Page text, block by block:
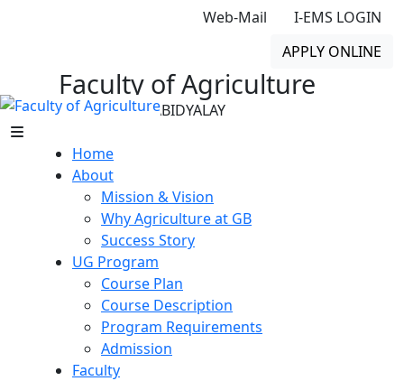
Web-Mail
I-EMS LOGIN
APPLY ONLINE
Faculty of Agriculture
GONO BISHWABIDYALAY
Home
About
Mission & Vision
Why Agriculture at GB
Success Story
UG Program
Course Plan
Course Description
Program Requirements
Admission
Faculty